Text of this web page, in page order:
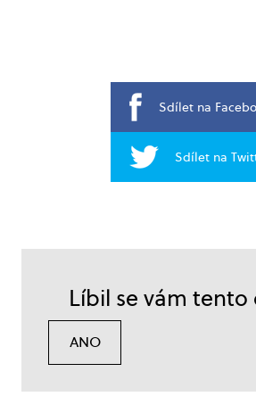
Sdílet na
Sdílet na
Líbil se vám tento
ANO